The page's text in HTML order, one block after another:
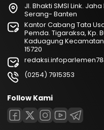
Jl. Bhakti SMSI Link.
Serang- Banten
Kantor Cabang Tata
Pemda. Tigaraksa, Kp.
Kaduagung
15720
(0254) 7915353
Follow Kami